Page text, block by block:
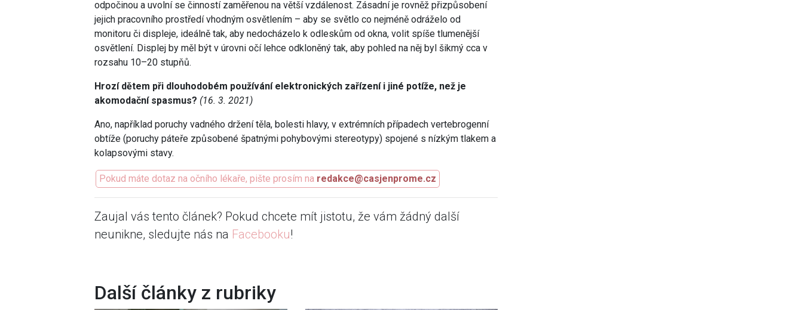
odpočinou a uvolní se činností zaměřenou na větší vzdálenost. Zásadní je rovněž přizpůsobení
jejich pracovního prostředí vhodným osvětlením – aby se světlo co nejméně odráželo od
monitoru či displeje, ideálně tak, aby nedocházelo k odleskům od okna, volit spíše tlumenější
osvětlení. Displej by měl být v úrovni očí lehce odkloněný tak, aby pohled na něj byl šikmý cca v
rozsahu 10–20 stupňů.
Hrozí dětem při dlouhodobém používání elektronických zařízení i jiné potíže, než je
akomodační spasmus? (16. 3. 2021)
Ano, například poruchy vadného držení těla, bolesti hlavy, v extrémních případech vertebrogenní
obtíže (poruchy páteře způsobené špatnými pohybovými stereotypy) spojené s nízkým tlakem a
kolapsovými stavy.
Pokud máte dotaz na očního lékaře, pište prosím na redakce@casjenprome.cz
Zaujal vás tento článek? Pokud chcete mít jistotu, že vám žádný další
neunikne, sledujte nás na Facebooku!
Další články z rubriky